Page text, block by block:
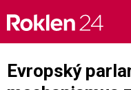
content
Evropský